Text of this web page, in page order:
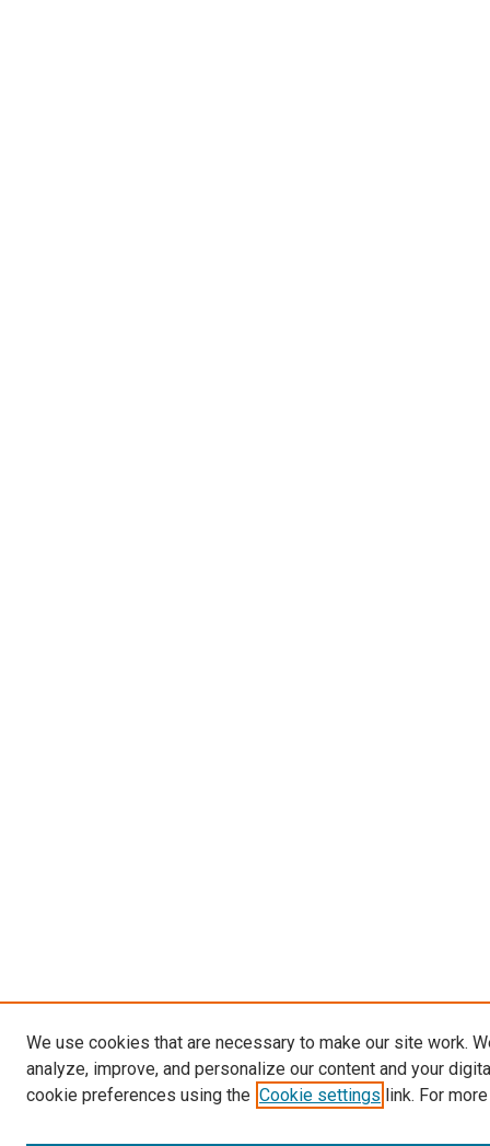
We use cookies that are necessary to make our site work.
analyze, improve, and personalize our content and your
cookie preferences using the Cookie settings link. For